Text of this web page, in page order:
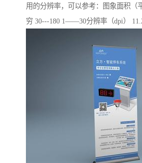
用的分辨率，可以参考：图象面积（
穷 30---180 1——30分辨率（dpi）